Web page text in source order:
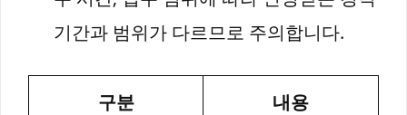
기간과 범위가 다르므로 주의합니다.
구분 내용